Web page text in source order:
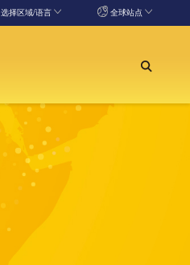
选择区域/语言 全球站点